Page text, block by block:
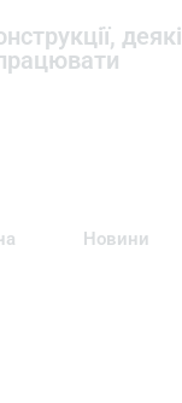
деякі
Новини